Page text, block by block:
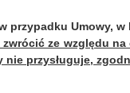
przypadku Umowy,
ze względu
przysługuje,